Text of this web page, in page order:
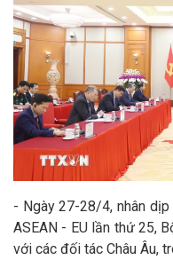
- Ngày 27-28/4, nhân
ASEAN - EU lần thứ 25,
với các đối tác Châu Âu,